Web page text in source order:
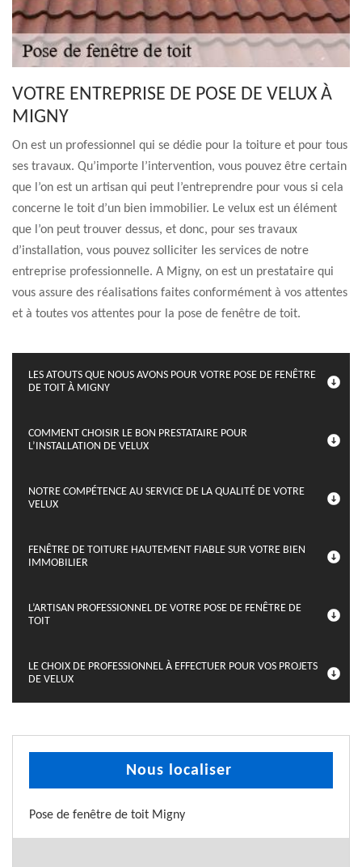
VOTRE ENTREPRISE DE POSE DE VELUX À
MIGNY
On est un professionnel qui se dédie pour la toiture et pour tous
ses travaux. Qu’importe l’intervention, vous pouvez être certain
que l’on est un artisan qui peut l’entreprendre pour vous si cela
concerne le toit d’un bien immobilier. Le velux est un élément
que l’on peut trouver dessus, et donc, pour ses travaux
d’installation, vous pouvez solliciter les services de notre
entreprise professionnelle. A Migny, on est un prestataire qui
vous assure des réalisations faites conformément à vos attentes
et à toutes vos attentes pour la pose de fenêtre de toit.
LES ATOUTS QUE NOUS AVONS POUR VOTRE POSE DE FENÊTRE
DE TOIT À MIGNY
COMMENT CHOISIR LE BON PRESTATAIRE POUR
L’INSTALLATION DE VELUX
NOTRE COMPÉTENCE AU SERVICE DE LA QUALITÉ DE VOTRE
VELUX
FENÊTRE DE TOITURE HAUTEMENT FIABLE SUR VOTRE BIEN
IMMOBILIER
L’ARTISAN PROFESSIONNEL DE VOTRE POSE DE FENÊTRE DE
TOIT
LE CHOIX DE PROFESSIONNEL À EFFECTUER POUR VOS PROJETS
DE VELUX
Nous localiser
Pose de fenêtre de toit Migny